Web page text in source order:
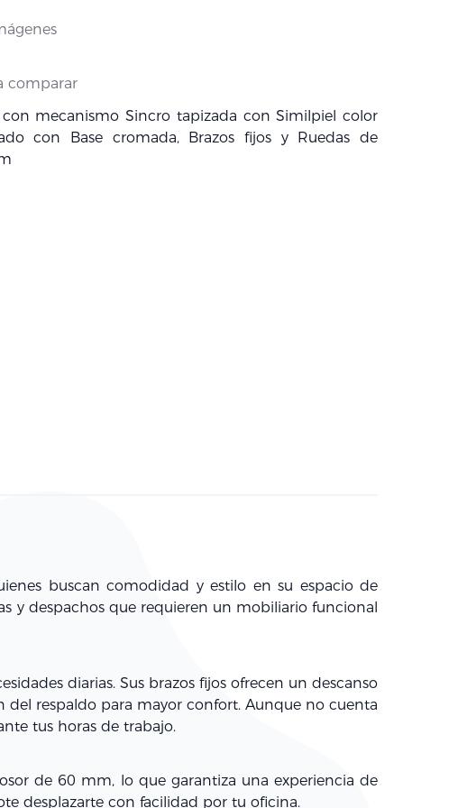
comparar
mecanismo Sincro tapizada con Similpiel color
con Base cromada, Brazos fijos y Ruedas de
buscan comodidad y estilo en su espacio de
y despachos que requieren un mobiliario funcional
diarias. Sus brazos fijos ofrecen un descanso
respaldo para mayor confort. Aunque no cuenta
tus horas de trabajo.
de 60 mm, lo que garantiza una experiencia de
desplazarte con facilidad por tu oficina.